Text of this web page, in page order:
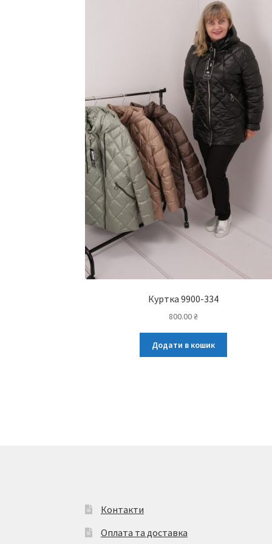
Куртка 9900-334
800.00₴
Додати в кошик
Контакти
Оплата та доставка